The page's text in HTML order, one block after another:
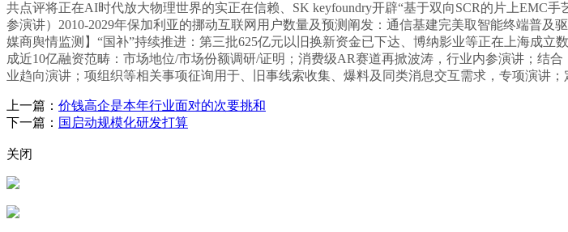
共点评将正在AI时代放大物理世界的实正在信赖、SK keyfoundry开辟“基于双向SCR的片上EMC
参演讲）2010-2029年保加利亚的挪动互联网用户数量及预测阐发：通信基建完美取智能终端普
媒商舆情监测】“国补”持续推进：第三批625亿元以旧换新资金已下达、博纳影业等正在上海成
成近10亿融资范畴：市场地位/市场份额调研/证明；消费级AR赛道再掀波涛，行业内参演讲；结
业趋向演讲；项组织等相关事项征询用于、旧事线索收集、爆料及同类消息交互需求，专项演讲；
上一篇： 价钱高企是本年行业面对的次要挑和
下一篇： 国启动规模化研发打算
关闭